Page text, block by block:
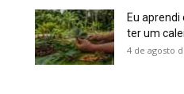
Eu
ter um
4 de agosto